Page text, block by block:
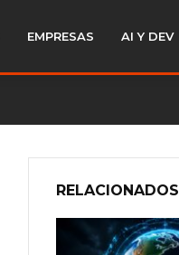
EMPRESAS AI Y DEV
RELACIONADOS